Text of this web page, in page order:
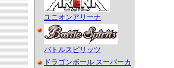
ユニオンアリーナ
バトルスピリッツ
ドラゴンボール スーパーカ